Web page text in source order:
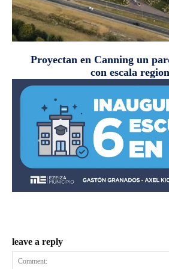
Proyectan en Canning un
con escala
leave a reply